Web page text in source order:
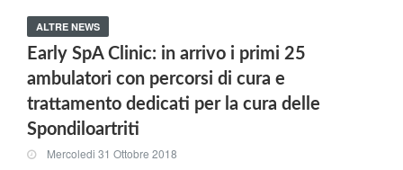
ALTRE NEWS
Early SpA Clinic: in arrivo i primi 25
ambulatori con percorsi di cura e
trattamento dedicati per la cura delle
Spondiloartriti
Mercoledi 31 Ottobre 2018